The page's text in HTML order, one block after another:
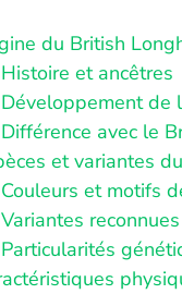
du British
Histoire et ancêtres
Développement de
Différence avec le
et variantes
Couleurs et motifs
Variantes
Particularités